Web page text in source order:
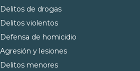
Delitos de drogas
Delitos violentos
Defensa de homicidio
Agresión y lesiones
Delitos menores